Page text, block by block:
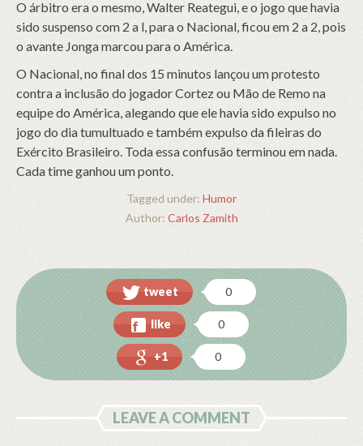
O árbitro era o mesmo, Walter Reategui, e o jogo que havia
sido suspenso com 2 a l, para o Nacional, ficou em 2 a 2, pois
o avante Jonga marcou para o América.
O Nacional, no final dos 15 minutos lançou um protesto
contra a inclusão do jogador Cortez ou Mão de Remo na
equipe do América, alegando que ele havia sido expulso no
jogo do dia tumultuado e também expulso da fileiras do
Exército Brasileiro. Toda essa confusão terminou em nada.
Cada time ganhou um ponto.
Tagged under: Humor
Author: Carlos Zamith
tweet 0
like 0
+1 0
LEAVE A COMMENT